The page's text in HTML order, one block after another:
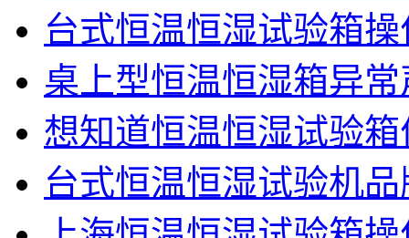
台式恒温恒湿试验箱
桌上型恒温恒湿箱异
想知道恒温恒湿试验
台式恒温恒湿试验机